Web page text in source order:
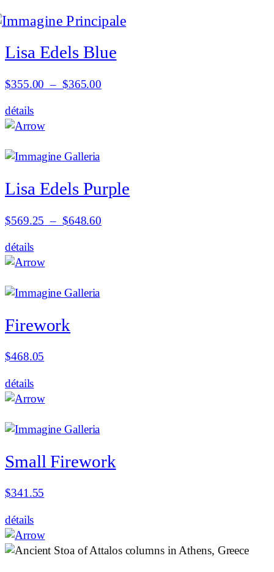
Lisa Edels Blue
$355.00 – $365.00
détails
Lisa Edels Purple
$569.25 – $648.60
détails
Firework
$468.05
détails
Small Firework
$341.55
détails